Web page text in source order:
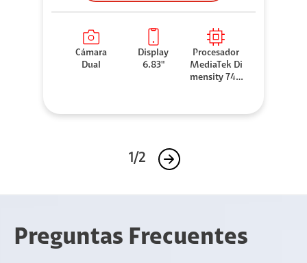
Cámara
Dual
Display
6.83"
Procesador
MediaTek Di
mensity 740
1/2
Preguntas Frecuentes